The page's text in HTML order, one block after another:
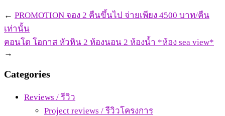
← PROMOTION จอง 2 คืนขึ้นไป จ่ายเพียง 4500 บาท/คืน
เท่านั้น
คอนโด โอกาส หัวหิน 2 ห้องนอน 2 ห้องน้ำ *ห้อง sea view*
→
Categories
Reviews / รีวิว
Project reviews / รีวิวโครงการ